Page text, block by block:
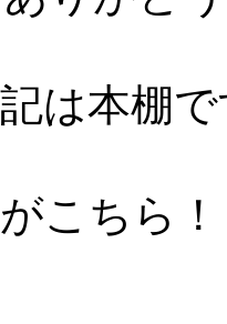
は本棚
こちら！